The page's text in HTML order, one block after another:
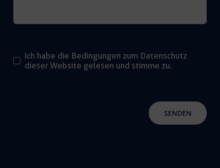
Ich habe die Bedingungen zum Datenschutz
dieser Website gelesen und stimme zu.
SENDEN